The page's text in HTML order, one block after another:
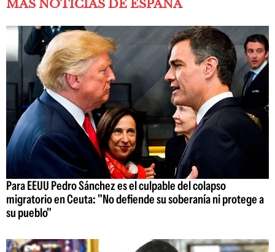
MÁS NOTICIAS DE ESPAÑA
Para EEUU Pedro Sánchez es el culpable del colapso
migratorio en Ceuta: "No defiende su soberanía ni protege a
su pueblo"